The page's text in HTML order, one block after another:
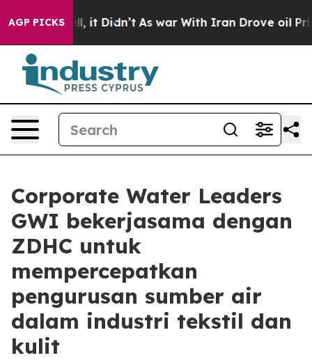
AGP PICKS
Well, it Didn’t As war With Iran Drove oil Prices
Corporate Water Leaders
GWI bekerjasama dengan
ZDHC untuk
mempercepatkan
pengurusan sumber air
dalam industri tekstil dan
kulit